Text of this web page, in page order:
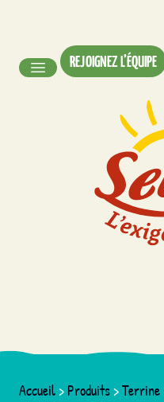
REJOIGNEZ L’ÉQUIPE
Accueil> Produits>Terrine